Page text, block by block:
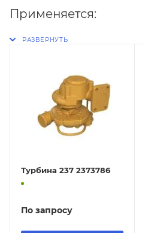
Применяется:
Турбина 237 2373786
По запросу